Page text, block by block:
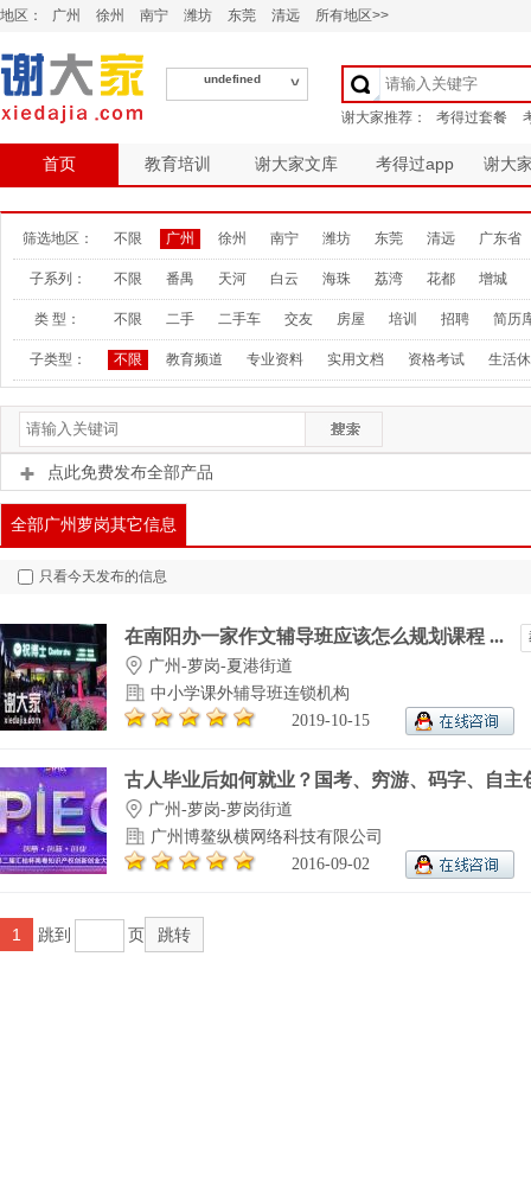
地区： 广州 徐州 南宁 潍坊 东莞 清远 所有地区>>
undefined
首页 教育培训 谢大家文库 考得过app 谢大
筛选地区： 不限 广州 徐州 南宁 潍坊 东莞 清远 广东省
子系列： 不限 番禺 天河 白云 海珠 荔湾 花都 增城
类 型： 不限 二手 二手车 交友 房屋 培训 招聘 简历
子类型： 不限 教育频道 专业资料 实用文档 资格考试 生活
点此免费发布全部产品
全部广州萝岗其它信息
只看今天发布的信息
在南阳办一家作文辅导班应该怎么规划课程 ...
广州-萝岗-夏港街道
中小学课外辅导班连锁机构
2019-10-15
古人毕业后如何就业？国考、穷游、码字、自主
广州-萝岗-萝岗街道
广州博鳌纵横网络科技有限公司
2016-09-02
1 跳到 页 跳转